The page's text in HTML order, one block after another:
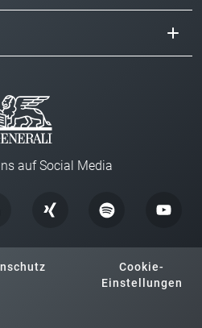
auf Social Media
Cookie-
Einstellungen